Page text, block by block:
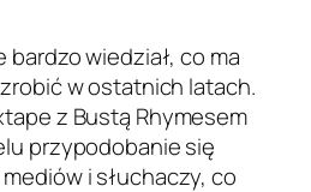
bardzo wiedział, co ma
w ostatnich latach.
z Bustą Rhymesem
przypodobanie się
i słuchaczy, co